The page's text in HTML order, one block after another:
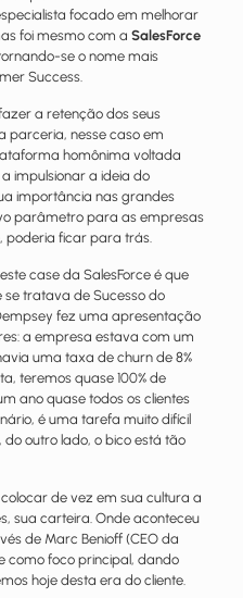
focado em melhorar
foi mesmo com a SalesForce
se o nome mais
Success.
a retenção dos seus
parceria, nesse caso em
homônima voltada
impulsionar a ideia do
importância nas grandes
parâmetro para as empresas
poderia ficar para trás.
case da SalesForce é que
se tratava de Sucesso do
fez uma apresentação
a empresa estava com um
uma taxa de churn de 8%
teremos quase 100% de
ano quase todos os clientes
é uma tarefa muito difícil
outro lado, o bico está tão
de vez em sua cultura a
sua carteira. Onde aconteceu
de Marc Benioff (CEO da
como foco principal, dando
hoje desta era do cliente.